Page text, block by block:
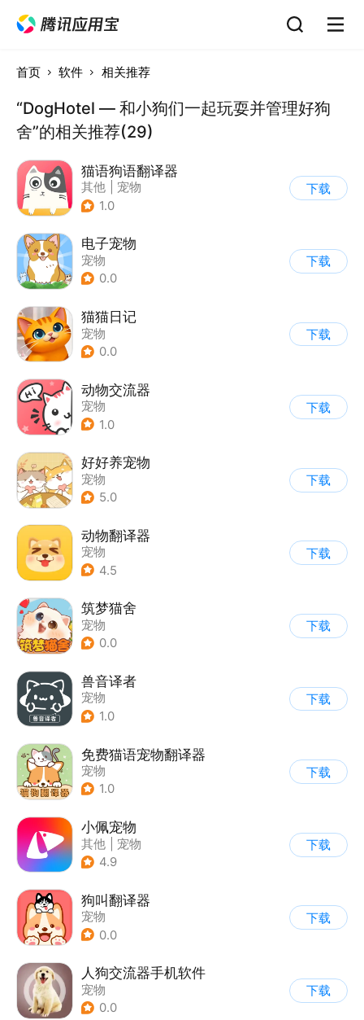
首页 软件 相关推荐
“DogHotel — 和小狗们一起玩耍并管理好狗
舍”的相关推荐(29)
猫语狗语翻译器
其他
宠物
1.0
下载
电子宠物
宠物
0.0
下载
猫猫日记
宠物
0.0
下载
动物交流器
宠物
1.0
下载
好好养宠物
宠物
5.0
下载
动物翻译器
宠物
4.5
下载
筑梦猫舍
宠物
0.0
下载
兽音译者
宠物
1.0
下载
免费猫语宠物翻译器
宠物
1.0
下载
小佩宠物
其他
宠物
4.9
下载
狗叫翻译器
宠物
0.0
下载
人狗交流器手机软件
宠物
0.0
下载